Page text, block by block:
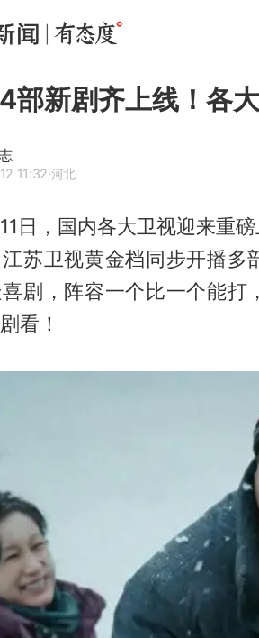
部新剧齐上线！各
11:32·河北
日，国内各大卫视迎来重
苏卫视黄金档同步开播多
剧，阵容一个比一个能打
看！